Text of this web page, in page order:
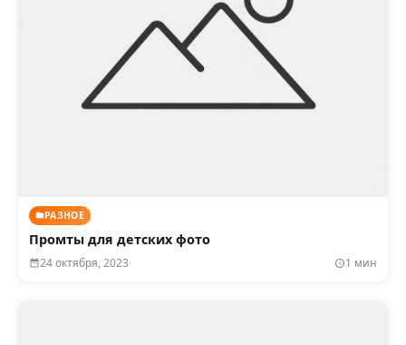
РАЗНОЕ
Промты для детских фото
24 октября, 2023 1 мин